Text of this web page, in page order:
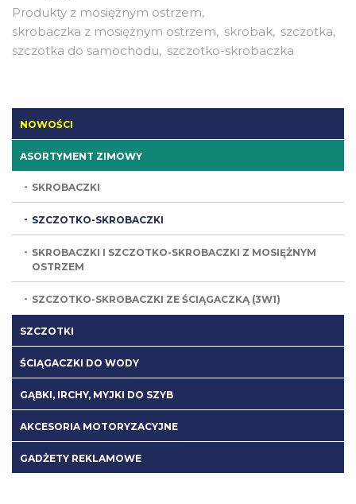
NOWOŚCI
ASORTYMENT ZIMOWY
SKROBACZKI
SZCZOTKO-SKROBACZKI
SKROBACZKI I SZCZOTKO-SKROBACZKI Z MOSIĘŻNYM
OSTRZEM
SZCZOTKO-SKROBACZKI ZE ŚCIĄGACZKĄ (3W1)
SZCZOTKI
ŚCIĄGACZKI DO WODY
GĄBKI, IRCHY, MYJKI DO SZYB
AKCESORIA MOTORYZACYJNE
GADŻETY REKLAMOWE
Produkty z mosiężnym ostrzem
skrobaczka z mosiężnym ostrzem
skrobak szczotka
szczotka do samochodu
szczotko-skrobaczka